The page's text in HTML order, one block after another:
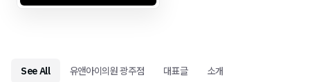
See All 유앤아이의원 광주점 대표글
소개